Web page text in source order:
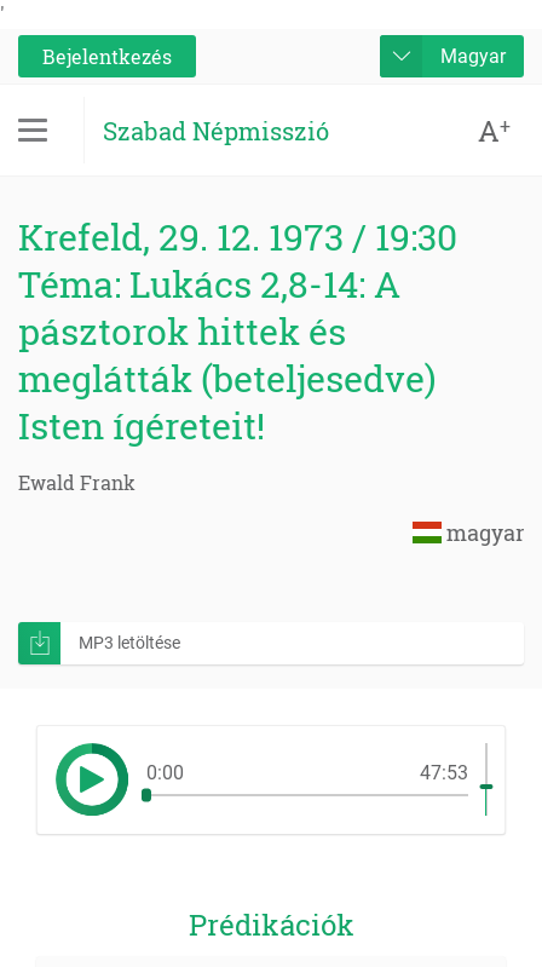
'
Bejelentkezés
Magyar
Szabad Népmisszió A+
Krefeld, 29. 12. 1973 / 19:30
Téma: Lukács 2,8-14: A
pásztorok hittek és
meglátták (beteljesedve)
Isten ígéreteit!
Ewald Frank
magyar
MP3 letöltése
0:00 47:53
Prédikációk